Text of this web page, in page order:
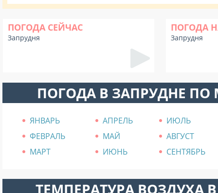
ПОГОДА СЕЙЧАС
Запрудня
ПОГОДА
Запрудня
ПОГОДА В ЗАПРУДНЕ
ЯНВАРЬ АПРЕЛЬ
ИЮЛЬ
ФЕВРАЛЬ
МАЙ
АВГУСТ
МАРТ
ИЮНЬ СЕНТЯБРЬ
ТЕМПЕРАТУРА ВОЗДУХА